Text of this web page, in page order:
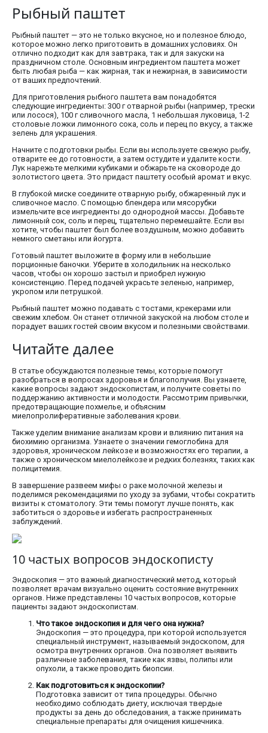
Рыбный паштет
Рыбный паштет — это не только вкусное, но и полезное блюдо,
которое можно легко приготовить в домашних условиях. Он
отлично подходит как для завтрака, так и для закуски на
праздничном столе. Основным ингредиентом паштета может
быть любая рыба — как жирная, так и нежирная, в зависимости
от ваших предпочтений.
Для приготовления рыбного паштета вам понадобятся
следующие ингредиенты: 300 г отварной рыбы (например, трески
или лосося), 100 г сливочного масла, 1 небольшая луковица, 1-2
столовые ложки лимонного сока, соль и перец по вкусу, а также
зелень для украшения.
Начните с подготовки рыбы. Если вы используете свежую рыбу,
отварите ее до готовности, а затем остудите и удалите кости.
Лук нарежьте мелкими кубиками и обжарьте на сковороде до
золотистого цвета. Это придаст паштету особый аромат и вкус.
В глубокой миске соедините отварную рыбу, обжаренный лук и
сливочное масло. С помощью блендера или мясорубки
измельчите все ингредиенты до однородной массы. Добавьте
лимонный сок, соль и перец, тщательно перемешайте. Если вы
хотите, чтобы паштет был более воздушным, можно добавить
немного сметаны или йогурта.
Готовый паштет выложите в форму или в небольшие
порционные баночки. Уберите в холодильник на несколько
часов, чтобы он хорошо застыл и приобрел нужную
консистенцию. Перед подачей украсьте зеленью, например,
укропом или петрушкой.
Рыбный паштет можно подавать с тостами, крекерами или
свежим хлебом. Он станет отличной закуской на любом столе и
порадует ваших гостей своим вкусом и полезными свойствами.
Читайте далее
В статье обсуждаются полезные темы, которые помогут
разобраться в вопросах здоровья и благополучия. Вы узнаете,
какие вопросы задают эндоскопистам, и получите советы по
поддержанию активности и молодости. Рассмотрим привычки,
предотвращающие похмелье, и объясним
миелопролиферативные заболевания крови.
Также уделим внимание анализам крови и влиянию питания на
биохимию организма. Узнаете о значении гемоглобина для
здоровья, хроническом лейкозе и возможностях его терапии, а
также о хроническом миелолейкозе и редких болезнях, таких как
полицитемия.
В завершение развеем мифы о раке молочной железы и
поделимся рекомендациями по уходу за зубами, чтобы сократить
визиты к стоматологу. Эти темы помогут лучше понять, как
заботиться о здоровье и избегать распространенных
заблуждений.
10 частых вопросов эндоскописту
Эндоскопия — это важный диагностический метод, который
позволяет врачам визуально оценить состояние внутренних
органов. Ниже представлены 10 частых вопросов, которые
пациенты задают эндоскопистам.
Что такое эндоскопия и для чего она нужна?
Эндоскопия — это процедура, при которой используется
специальный инструмент, называемый эндоскопом, для
осмотра внутренних органов. Она позволяет выявить
различные заболевания, такие как язвы, полипы или
опухоли, а также проводить биопсии.
Как подготовиться к эндоскопии?
Подготовка зависит от типа процедуры. Обычно
необходимо соблюдать диету, исключая твердые
продукты за день до обследования, а также принимать
специальные препараты для очищения кишечника.